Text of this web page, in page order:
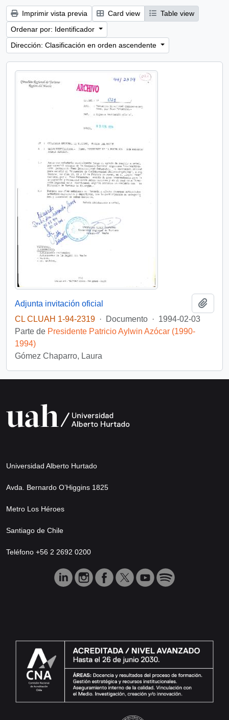
Imprimir vista previa Card view
Table view
Ordenar por: Identificador
Dirección: Clasificación en orden ascendente
Adjunta invitación oficial
CL CLUAH 1-94-2319 · Documento · 1994-02-03
Parte de Presidente Patricio Aylwin Azócar (1990-
1994)
Gómez Chaparro, Laura
Universidad Alberto Hurtado
Avda. Bernardo O’Higgins 1825
Metro Los Héroes
Santiago de Chile
Teléfono +56 2 2692 0200